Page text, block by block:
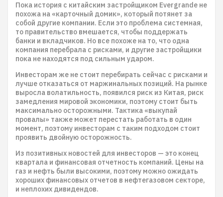
Пока история с китайским застройщиком Evergrande не
похожа на «карточный домик», который потянет за
собой другие компании. Если это проблема системная,
то правительство вмешается, чтобы поддержать
банки и вкладчиков. Но все похоже на то, что одна
компания перебрала с рисками, и другие застройщики
пока не находятся под сильным ударом.
Инвесторам же не стоит перебирать сейчас с рисками и
лучше отказаться от маржинальных позиций. На рынке
выросла волатильность, появился риск из Китая, риск
замедления мировой экономики, поэтому стоит быть
максимально осторожными. Тактика «выкупай
провалы» также может перестать работать в один
момент, поэтому инвесторам с таким подходом стоит
проявить двойную осторожность.
Из позитивных новостей для инвесторов — это конец
квартала и финансовая отчетность компаний. Цены на
газ и нефть были высокими, поэтому можно ожидать
хороших финансовых отчетов в нефтегазовом секторе,
и неплохих дивидендов.